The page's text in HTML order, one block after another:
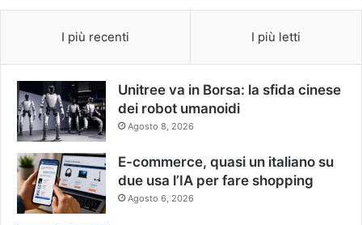
I più recenti I più letti
Unitree va in Borsa: la sfida cinese
dei robot umanoidi
Agosto 8, 2026
E-commerce, quasi un italiano su
due usa l’IA per fare shopping
Agosto 6, 2026